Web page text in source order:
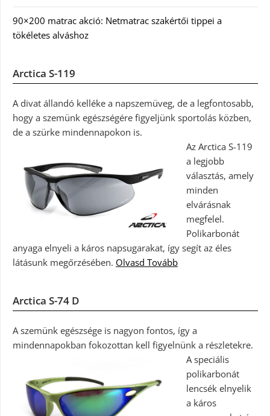
90×200 matrac akció: Netmatrac szakértői tippei a
tökéletes alváshoz
Arctica S-119
A divat állandó kelléke a napszemüveg, de a legfontosabb,
hogy a szemünk egészségére figyeljünk sportolás közben,
de a szürke mindennapokon is.
Az Arctica S-119
a legjobb
választás, amely
minden
elvárásnak
megfelel.
Polikarbonát
anyaga elnyeli a káros napsugarakat, így segít az éles
látásunk megőrzésében. Olvasd Tovább
Arctica S-74 D
A szemünk egészsége is nagyon fontos, így a
mindennapokban fokozottan kell figyelnünk a részletekre.
A speciális
polikarbonát
lencsék elnyelik
a káros